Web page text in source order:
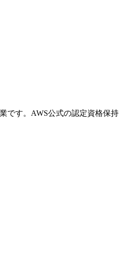
です。AWS公式の認定資格保持